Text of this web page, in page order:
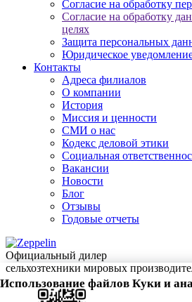
Согласие на обработку
Согласие на обработку
целях
Защита персональных
Юридическое
Контакты
Адреса филиалов
О компании
История
Миссия и ценности
СМИ о нас
Кодекс деловой этики
Социальная
Вакансии
Новости
Блог
Отзывы
Годовые отчеты
Официальный дилер
сельхозтехники мировых
Использование файлов Куки и